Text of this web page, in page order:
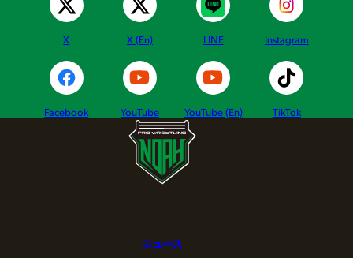
X X (En) LINE Instagram
Facebook YouTube YouTube (En) TikTok
ニュース